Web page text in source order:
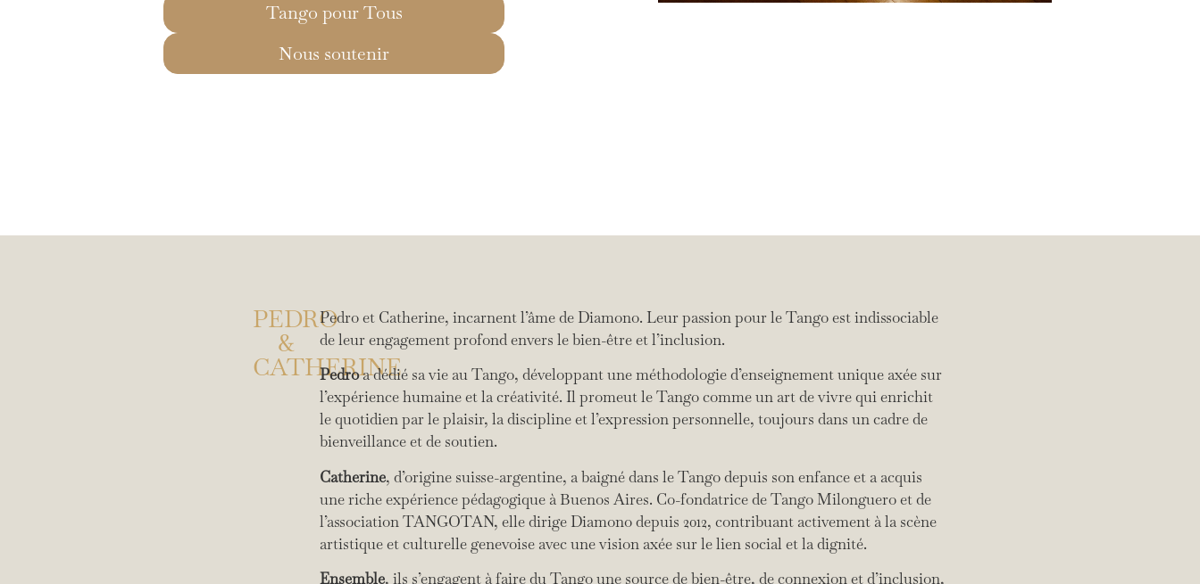
Tango pour Tous
Nous soutenir
PEDRO
&
CATHERINE
Pedro et Catherine, incarnent l’âme de Diamono. Leur passion pour le Tango est indissociable
de leur engagement profond envers le bien-être et l’inclusion.
Pedroa dédié sa vie au Tango, développant une méthodologie d’enseignement unique axée sur
l’expérience humaine et la créativité. Il promeut le Tango comme un art de vivre qui enrichit
le quotidien par le plaisir, la discipline et l’expression personnelle, toujours dans un cadre de
bienveillance et de soutien.
Catherine, d’origine suisse-argentine, a baigné dans le Tango depuis son enfance et a acquis
une riche expérience pédagogique à Buenos Aires. Co-fondatrice de Tango Milonguero et de
l’association TANGOTAN, elle dirige Diamono depuis 2012, contribuant activement à la scène
artistique et culturelle genevoise avec une vision axée sur le lien social et la dignité.
Ensemble, ils s’engagent à faire du Tango une source de bien-être, de connexion et d’inclusion,